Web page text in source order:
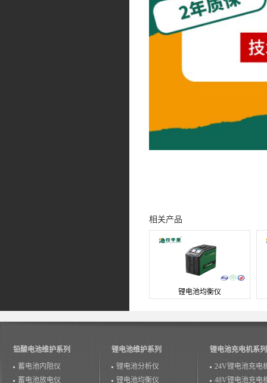
相关产品
锂电池均衡仪
铅酸电池维护系列
蓄电池内阻仪
蓄电池放电仪
锂电池维护系列
锂电池分析仪
锂电池均衡仪
锂电池充电机系列
24V锂电池充电
48V锂电池充电